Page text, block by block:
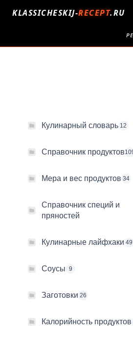
KLASSICHESKIJ-RECEPT.RU
Кулинарный словарь 12
Справочник продуктов
Мера и вес продуктов 34
Справочник специй и
пряностей
Кулинарные лайфхаки 49
Соусы 9
Заготовки 26
Калорийность продуктов